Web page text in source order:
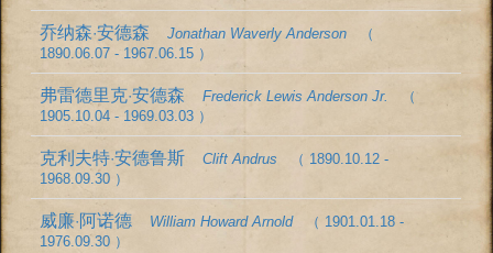
乔纳森·安德森Jonathan Waverly Anderson
（
1890.06.07 - 1967.06.15 ）
弗雷德里克·安德森Frederick Lewis Anderson Jr.
（
1905.10.04 - 1969.03.03 ）
克利夫特·安德鲁斯Clift Andrus
（ 1890.10.12 -
1968.09.30 ）
威廉·阿诺德 William Howard Arnold
（ 1901.01.18 -
1976.09.30 ）